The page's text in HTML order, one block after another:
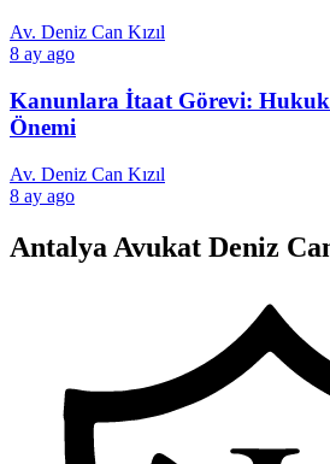
Av. Deniz Can Kızıl
8 ay ago
Kanunlara İtaat Görevi:
Önemi
Av. Deniz Can Kızıl
8 ay ago
Antalya Avukat Deniz